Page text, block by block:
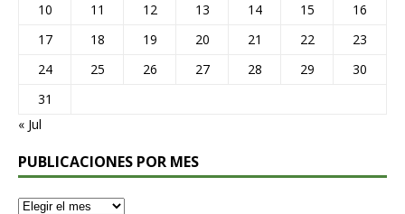
10
11 12 13 14 15
16
17
18 19 20 21 22
23
24
25 26 27 28 29
30
31
« Jul
PUBLICACIONES POR MES